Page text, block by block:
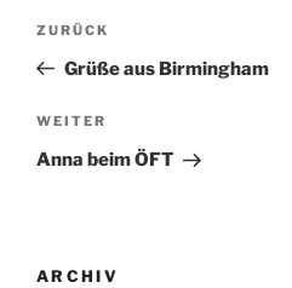
Beitragsnavigation
Vorheriger
Beitrag
ZURÜCK
Grüße aus Birmingham
Nächster
Beitrag
WEITER
Anna beim ÖFT
ARCHIV